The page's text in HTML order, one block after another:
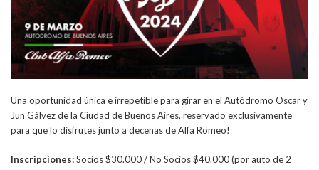
Una oportunidad única e irrepetible para girar en el Autódromo Oscar y
Jun Gálvez de la Ciudad de Buenos Aires, reservado exclusivamente
para que lo disfrutes junto a decenas de Alfa Romeo!
Inscripciones:Socios $30.000 / No Socios $40.000 (por auto de 2